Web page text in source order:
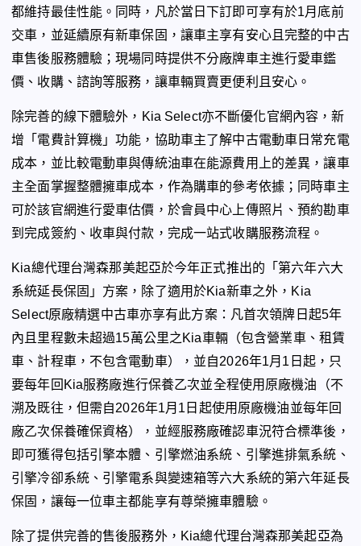
都維持最佳性能。同時，凡於當日下訂即可享有於1月底前
交車，並延續原有新車保固，讓車主享有安心且完整的中古
車售後服務體驗；現場同時提供不分廠牌車主進行愛車鑑
價、收購、諮詢等服務，讓車輛買賣更便利且安心。
除完善的線下體驗外， Kia Select亦不斷優化官網內容，新
增「電費計算機」功能，協助車主了解中古電動車日常充電
成本，並比較電動車與傳統油車在能源費用上的差異，讓車
主全面掌握整體擁車成本，作為購車的參考依據；同時車主
可於該官網進行愛車估價，於會員中心上傳照片、預約勘車
到完成簽約、收車與付款，完成一站式收購服務流程。
Kia總代理台灣森那美起亞於今年正式推出的「第六年六大
系統延長保固」方案，除了適用於Kia新車之外， Kia
Select原廠精選中古車亦享有此方案：凡首次領牌日起5年
內且里程數未超過15萬公里之 Kia車輛（包含營業車、租賃
車、計程車，不包含電動車），並自2026年1月 1 日起，只
要每年回 Kia服務廠進行保養乙次並全程使用原廠機油（不
溯及既往，但需自2026年1月 1 日起使用原廠機油並每年回
廠乙次保養確保資格），並經服務廠確認車況符合標準後，
即可獲得包括引擎本體、引擎燃油系統、引擎進排氣系統、
引擎冷卻系統、引擎電系與變速箱等六大系統的第六年延長
保固，讓每一位車主都能享有尊榮擁車體驗。
除了提供完善的售後服務外， Kia總代理台灣森那美起亞為